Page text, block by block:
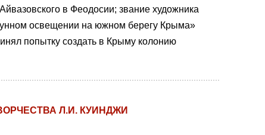
в Феодосии; звание художника
освещении на южном берегу Крыма»
попытку создать в Крыму колонию
Л.И. КУИНДЖИ